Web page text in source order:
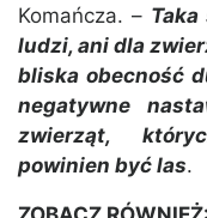
Komańcza. –
ludzi, ani dla
bliska obecność
negatywne
zwierząt,
powinien być las.